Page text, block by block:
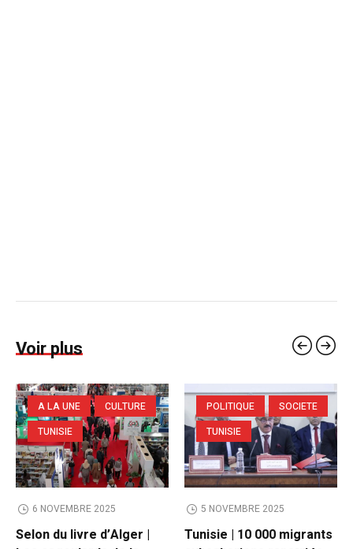
Voir plus
A LA UNE
CULTURE
TUNISIE
6 NOVEMBRE 2025
Selon du livre d’Alger |
POLITIQUE
SOCIETE
TUNISIE
5 NOVEMBRE 2025
Tunisie | 10 000 migrants